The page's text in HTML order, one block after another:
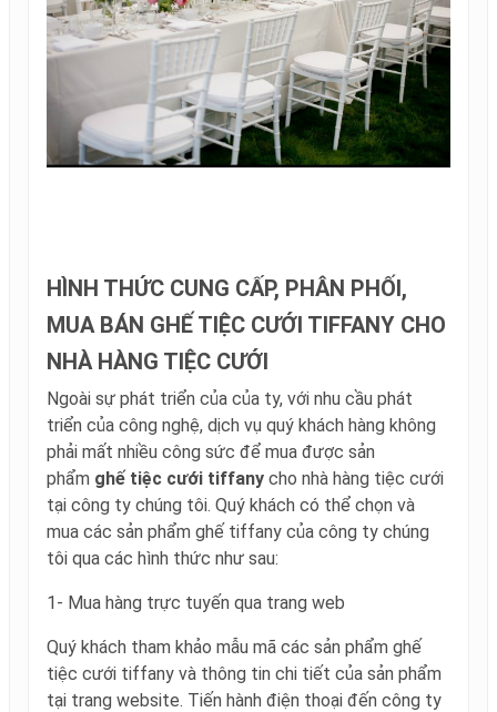
HÌNH THỨC CUNG CẤP, PHÂN PHỐI,
MUA BÁN GHẾ TIỆC CƯỚI TIFFANY CHO
NHÀ HÀNG TIỆC CƯỚI
Ngoài sự phát triển của của ty, với nhu cầu phát
triển của công nghệ, dịch vụ quý khách hàng không
phải mất nhiều công sức để mua được sản
phẩm ghế tiệc cưới tiffany cho nhà hàng tiệc cưới
tại công ty chúng tôi. Quý khách có thể chọn và
mua các sản phẩm ghế tiffany của công ty chúng
tôi qua các hình thức như sau:
1- Mua hàng trực tuyến qua trang web
Quý khách tham khảo mẫu mã các sản phẩm ghế
tiệc cưới tiffany và thông tin chi tiết của sản phẩm
tại trang website. Tiến hành điện thoại đến công ty